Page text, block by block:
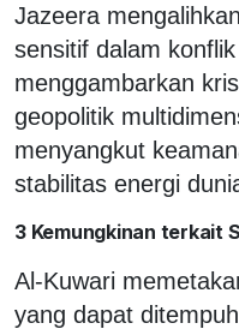
Jazeera
sensitif dalam
menggambarkan
geopolitik
menyangkut
stabilitas energi
3 Kemungkinan terkait
Al-Kuwari
yang dapat